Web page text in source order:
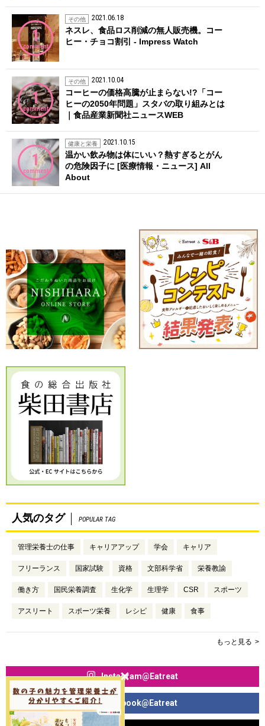
1
comment
その他 2021.06.18
ネスレ、食品ロス削減の無人販売機。コー
ヒー・チョコ割引 - Impress Watch
1
comment
その他 2021.10.04
コーヒーの価格高騰が止まらない!?「コー
ヒーの2050年問題」スタバの取り組みとは
｜食品産業新聞社ニュースWEB
1
comment
健康と栄養 2021.10.15
温かい飲み物は体にいい？熱すぎるとがん
の危険因子に [医療情報・ニュース] All
About
人気のタグ POPULAR TAG
管理栄養士の仕事 キャリアアップ 学会 キャリア
フリーランス 国家試験 資格 文部科学省 栄養教諭
働き方 国民栄養調査 生化学 生理学 CSR スポーツ
アスリート スポーツ栄養 レシピ 健康 食事
もっと見る
Instagram@Eatreat
Facebook@Eatreat